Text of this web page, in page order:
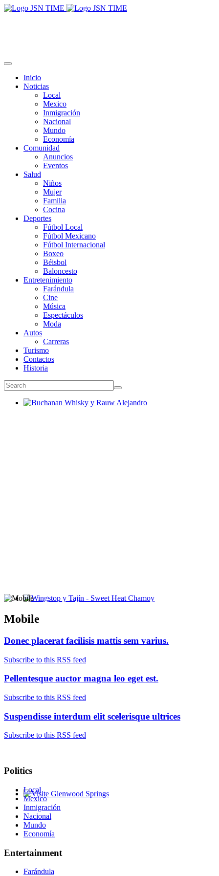
Inicio
Noticias
Local
Mexico
Inmigración
Nacional
Mundo
Economía
Comunidad
Anuncios
Eventos
Salud
Niños
Mujer
Familia
Cocina
Deportes
Fútbol Local
Fútbol Mexicano
Fútbol Internacional
Boxeo
Béisbol
Baloncesto
Entretenimiento
Farándula
Cine
Música
Espectáculos
Moda
Autos
Carreras
Turismo
Contactos
Historia
Glenwood Springs - Bello y Encantador
Mobile
Donec placerat facilisis mattis sem varius.
Subscribe to this RSS feed
Pellentesque auctor magna leo eget est.
Subscribe to this RSS feed
Suspendisse interdum elit scelerisque ultrices
Subscribe to this RSS feed
Politics
Local
Mexico
Inmigración
Nacional
Mundo
Economía
Entertainment
Farándula